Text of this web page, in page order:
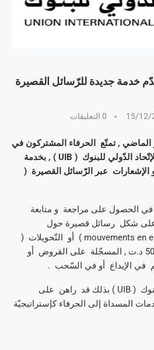
خدمة جديدة للرّسائل القصيرة
15/12/ 0 التعليقات
يوم 15 ديسمبر الماضي , تمتّع الحرفاء المشتركون في
خدمة ” ميسّاجيك ” , من الإتّحاد الدّولي للبنوك ( UIB ) , بخدمة
الإشعارات عبر الرّسائل القصيرة (
الحصول على مراجعة و متابعة
على شكل رسائل قصيرة حول
التّحرّكات النّقديّة ( mouvements en espèces ) أو التّحويلات (
virements ) إنطلاقا من 500 د.ت , المسجّلة على القروض أو
في الإيداع أو في السّحب .
إذا يكون الإتّحاد الدّولي للبنوك ( UIB ) بذلك قد راهن على
المسداة إلى الحرفاء كإستراتيجيّة